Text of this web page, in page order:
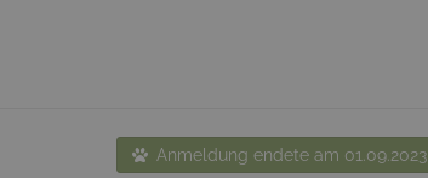
Anmeldung endete am 01.09.2023